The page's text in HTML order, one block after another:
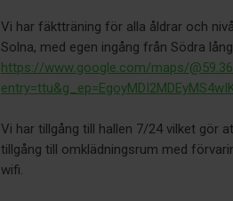
Vi har fäktträning för alla åldrar och
Solna, med egen ingång från Södra
https://www.google.com/maps/
Vi har tillgång till hallen 7/24 vilket gör
tillgång till omklädningsrum med
wifi.